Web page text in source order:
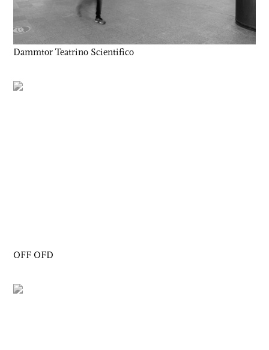
Dammtor Teatrino Scientifico
OFF OFD